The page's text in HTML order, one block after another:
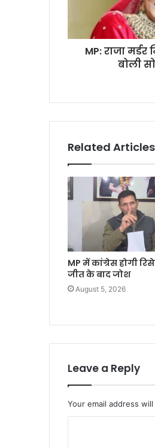
MP: राजा
बोली
Related Articles
MP में कांग्रेस होगी
जीत के बाद जोश
August 5, 2026
Leave a Reply
Your email address